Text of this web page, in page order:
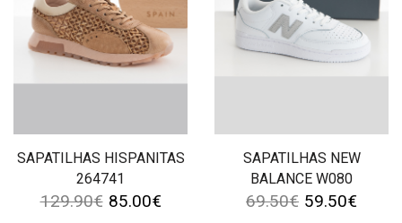
SAPATILHAS HISPANITAS
264741
129.90€ 85.00€
SAPATILHAS NEW
BALANCE W080
69.50€ 59.50€